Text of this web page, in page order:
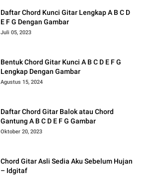
Daftar Chord Kunci Gitar Lengkap A B C D
E F G Dengan Gambar
Juli 05, 2023
Bentuk Chord Gitar Kunci A B C D E F G
Lengkap Dengan Gambar
Agustus 15, 2024
Daftar Chord Gitar Balok atau Chord
Gantung A B C D E F G Gambar
Oktober 20, 2023
Chord Gitar Asli Sedia Aku Sebelum Hujan
– Idgitaf